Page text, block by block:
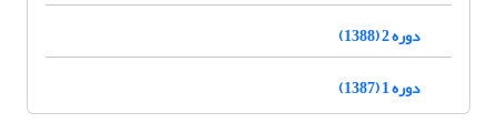
دوره 2 (1388)
دوره 1 (1387)